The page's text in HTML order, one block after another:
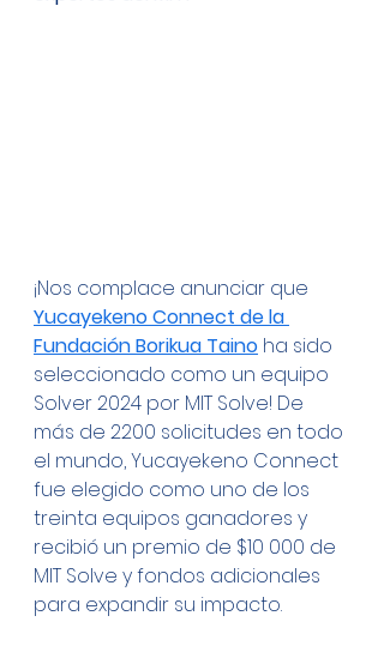
¡Nos complace anunciar que
Yucayekeno Connect de la
Fundación Borikua Taino ha sido
seleccionado como un equipo
Solver 2024 por MIT Solve! De
más de 2200 solicitudes en todo
el mundo, Yucayekeno Connect
fue elegido como uno de los
treinta equipos ganadores y
recibió un premio de $10 000 de
MIT Solve y fondos adicionales
para expandir su impacto.